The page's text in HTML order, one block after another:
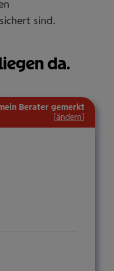
sind.
da.
Berater gemerkt
ändern